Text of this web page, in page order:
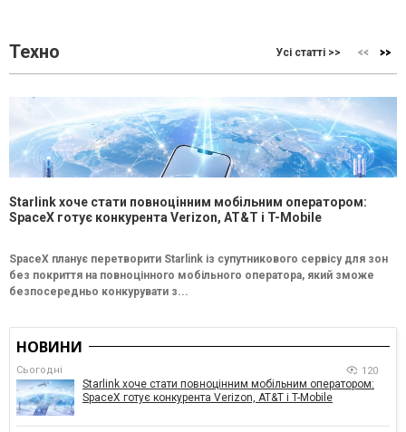
Техно Усі статті >>
Starlink хоче стати повноцінним мобільним оператором:
SpaceX готує конкурента Verizon, AT&T і T-Mobile
SpaceX планує перетворити Starlink із супутникового сервісу для зон
без покриття на повноцінного мобільного оператора, який зможе
безпосередньо конкурувати з...
НОВИНИ
Сьогодні 120
Starlink хоче стати повноцінним мобільним оператором:
SpaceX готує конкурента Verizon, AT&T і T-Mobile